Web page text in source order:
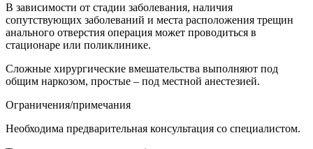
В зависимости от стадии заболевания, наличия
сопутствующих заболеваний и места расположения трещин
анального отверстия операция может проводиться в
стационаре или поликлинике.
Сложные хирургические вмешательства выполняют под
общим наркозом, простые – под местной анестезией.
Ограничения/примечания
Необходима предварительная консультация со специалистом.